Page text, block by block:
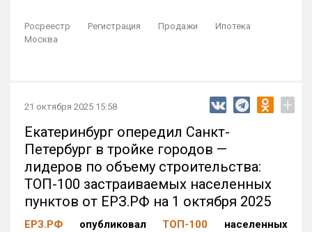
Росреестр Регистрация Продажи
Ипотека
Москва
21 октября 2025 15:58 +
Екатеринбург опередил Санкт-
Петербург в тройке городов —
лидеров по объему строительства:
ТОП-100 застраиваемых населенных
пунктов от ЕРЗ.РФ на 1 октября 2025
ЕРЗ.РФ опубликовал ТОП-100 населенных